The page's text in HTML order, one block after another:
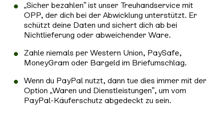
„Sicher bezahlen” ist unser Treuhandservice mit
OPP, der dich bei der Abwicklung unterstützt. Er
schützt deine Daten und sichert dich ab bei
Nichtlieferung oder abweichender Ware.
Zahle niemals per Western Union, PaySafe,
MoneyGram oder Bargeld im Briefumschlag.
Wenn du PayPal nutzt, dann tue dies immer mit der
Option „Waren und Dienstleistungen”, um vom
PayPal-Käuferschutz abgedeckt zu sein.